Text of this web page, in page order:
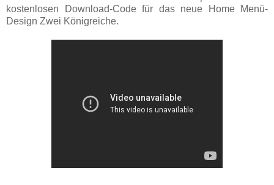
kostenlosen Download-Code für das neue Home Menü-
Design Zwei Königreiche.